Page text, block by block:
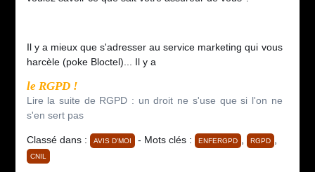
Il y a mieux que s'adresser au service marketing qui vous
harcèle (poke Bloctel)... Il y a
le RGPD !
Lire la suite de RGPD : un droit ne s'use que si l'on ne
s'en sert pas
Classé dans : AVIS D'MOI - Mots clés : ENFERGPD , RGPD ,
CNIL